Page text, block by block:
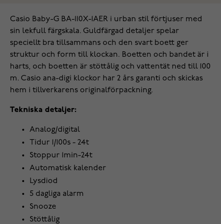
Casio Baby-G BA-110X-1AER i urban stil förtjuser med
sin lekfull färgskala. Guldfärgad detaljer spelar
speciellt bra tillsammans och den svart boett ger
struktur och form till klockan. Boetten och bandet är i
harts, och boetten är stöttålig och vattentät ned till 100
m. Casio ana-digi klockor har 2 års garanti och skickas
hem i tillverkarens originalförpackning.
Tekniska detaljer:
Analog/digital
Tidur 1/100s - 24t
Stoppur 1min-24t
Automatisk kalender
Lysdiod
5 dagliga alarm
Snooze
Stöttålig